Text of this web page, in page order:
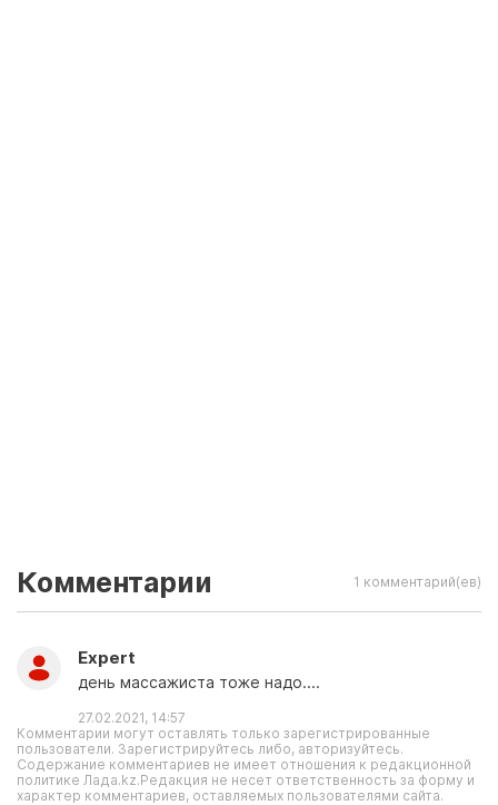
Комментарии 1 комментарий(ев)
Expert
день массажиста тоже надо....
27.02.2021, 14:57
Комментарии могут оставлять только зарегистрированные
пользователи. Зарегистрируйтесь либо, авторизуйтесь.
Содержание комментариев не имеет отношения к редакционной
политике Лада.kz.Редакция не несет ответственность за форму и
характер комментариев, оставляемых пользователями сайта.